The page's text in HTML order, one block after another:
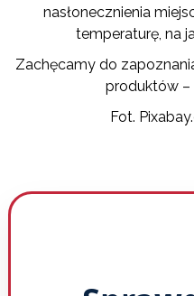
nasłonecznienia
temperaturę, na
Zachęcamy do
produktów –
Fot.